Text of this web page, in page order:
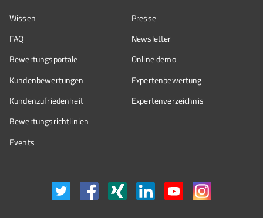
Wissen
FAQ
Bewertungsportale
Kundenbewertungen
Kundenzufriedenheit
Bewertungs­richtlinien
Events
Presse
Newsletter
Online demo
Expertenbewertung
Expertenverzeichnis